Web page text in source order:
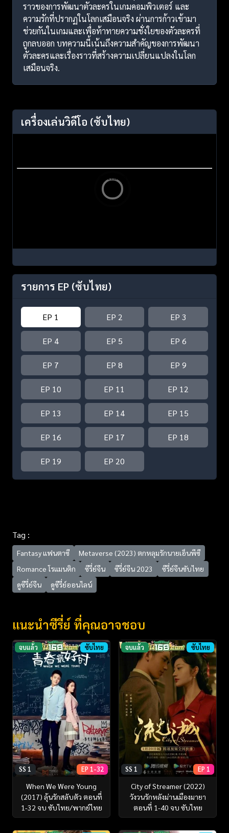
ราวของการพัฒนาตัวละครในเกมคอมพิวเตอร์ และ
ความรักที่ปรากฏในโลกเสมือนจริง ผ่านการก้าวเข้ามา
ช่วยกันในเกมและเพื่อท้าทายความชั่งใยของตัวละครที่
ถูกลบออก บทความนี้เน้นถึงความสำคัญของการพัฒนา
ตัวละครและเรื่องราวที่สร้างความเปลี่ยนแปลงในโลก
เสมือนจริง.
เครื่องเล่นวิดีโอ (ซับไทย)
รายการ EP (ซับไทย)
EP 1 EP 2 EP 3
EP 4 EP 5 EP 6
EP 7 EP 8 EP 9
EP 10 EP 11 EP 12
EP 13 EP 14 EP 15
EP 16 EP 17 EP 18
EP 19 EP 20
Tag :
Fantasy แฟนตาซี
Metaverse (2023) ตกหลุมรักนายเอ็นพีซี
Romance โรแมนติก
ซีรี่ย์จีน ซีรี่ย์จีน 2023
ซีรี่ย์จีนซับไทย
ดูซีรี่ย์จีน
ดูซีรี่ย์ออนไลน์
แนะนำซีรี่ย์ ที่คุณอาจชอบ
จบแล้ว ซับไทย
SS 1 EP 1-32
When We Were Young
(2017) ลุ้นรักสลับตัว ตอนที่
1-32 จบ ซับไทย/พากย์ไทย
จบแล้ว ซับไทย
SS 1 EP 1
City of Streamer (2022)
วังวนรักหลังม่านเมืองมายา
ตอนที่ 1-40 จบ ซับไทย